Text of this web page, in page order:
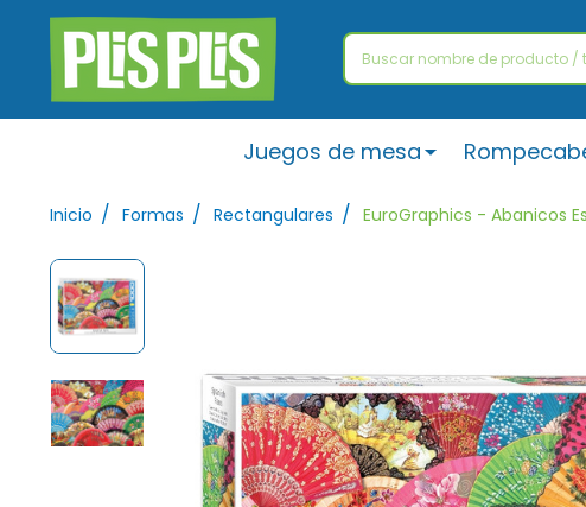
Buscar
Juegos de mesa
Inicio / Formas / Rectangulares / EuroGraphics - Abanicos